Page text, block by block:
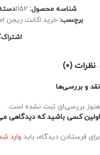
شناسه محصول: 1152
برچسب: خرید اکانت ریجن
نظرات (0)
نقد و بررسی‌ها
هنوز بررسی‌ای ثبت نشده است.
اولین کسی باشید که دیدگاهی می
برای فرستادن دیدگاه، باید وارد